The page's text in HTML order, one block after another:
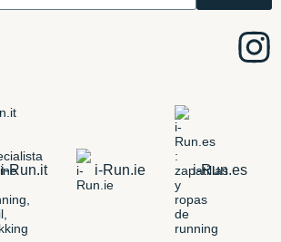
i-Run.it i-Run.ie i-Run.es